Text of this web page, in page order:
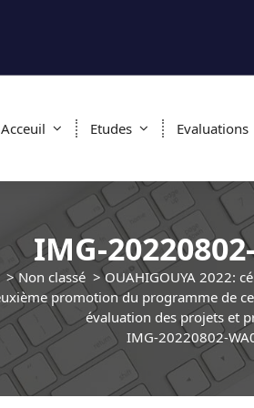
Acceuil Etudes Evaluations
IMG-
Non classé>OUAHIGOUYA 2022:
promotion du programme de
évaluation des projets et
IMG-20220802-